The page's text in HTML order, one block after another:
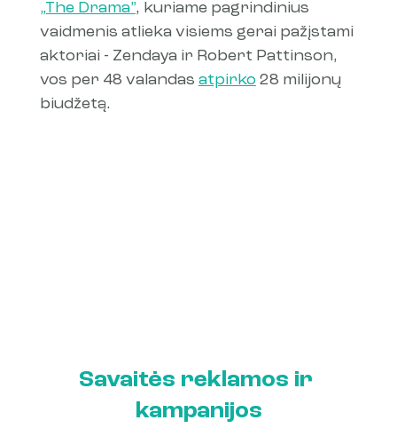
„The Drama”, kuriame pagrindinius
vaidmenis atlieka visiems gerai pažįstami
aktoriai - Zendaya ir Robert Pattinson,
vos per 48 valandas atpirko 28 milijonų
biudžetą.
Savaitės reklamos ir
kampanijos